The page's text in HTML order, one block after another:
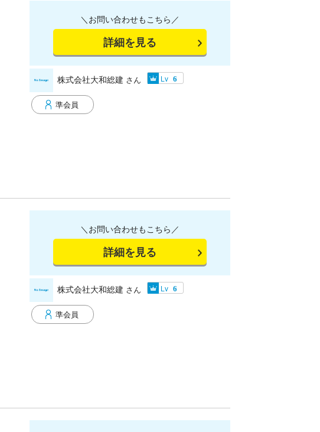
＼お問い合わせもこちら／
詳細を見る
株式会社大和総建 さん Lv 6
準会員
＼お問い合わせもこちら／
詳細を見る
株式会社大和総建 さん Lv 6
準会員